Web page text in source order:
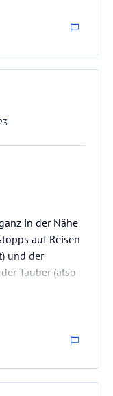
herzlicher
und
warmen…
in der Nähe
auf Reisen
und der
Tauber (also
Region). Die
der in